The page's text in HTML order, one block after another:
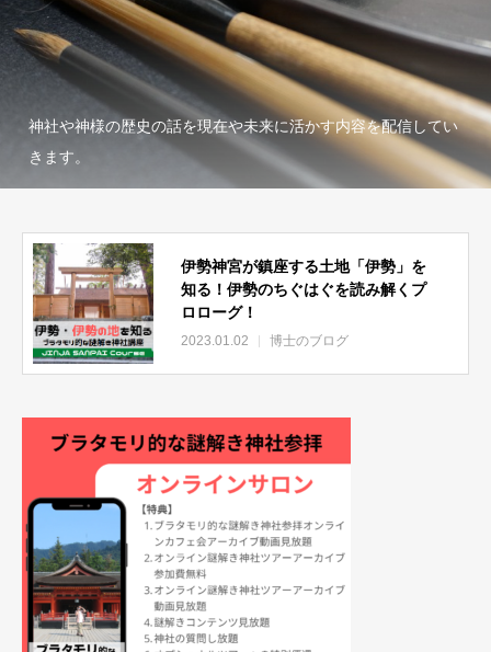
神社や神様の歴史の話を現在や未来に活かす内容を配信してい
きます。
伊勢神宮が鎮座する土地「伊勢」を
知る！伊勢のちぐはぐを読み解くプ
ロローグ！
2023.01.02 博士のブログ